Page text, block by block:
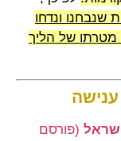
ונדחו
מטרתו של הליך
(פורסם